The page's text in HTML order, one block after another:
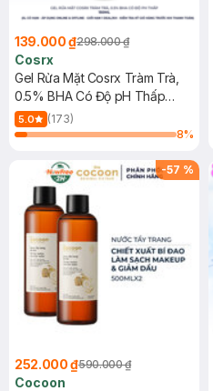
139.000 ₫298.000 ₫
Cosrx
Gel Rửa Mặt Cosrx Tràm Trà,
0.5% BHA Có Độ pH Thấp
150ml
5.0
(173)
8%
-57 %
252.000 ₫590.000 ₫
Cocoon